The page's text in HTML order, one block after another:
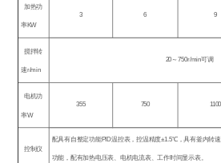
加热功
率KW
3 6 9
搅拌转
速r/min
20 ～750r/min可调
电机功
率W
355 750 1100
控制仪
配具有自整定功能PID温控表，控温精度±1.5℃，具有釜内转
功能，配有加热电压表、电机电流表、工作时间显示表。